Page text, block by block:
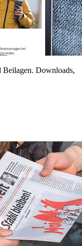
Downloads,